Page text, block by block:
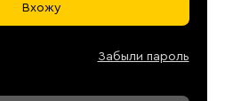
Вхожу
Забыли пароль